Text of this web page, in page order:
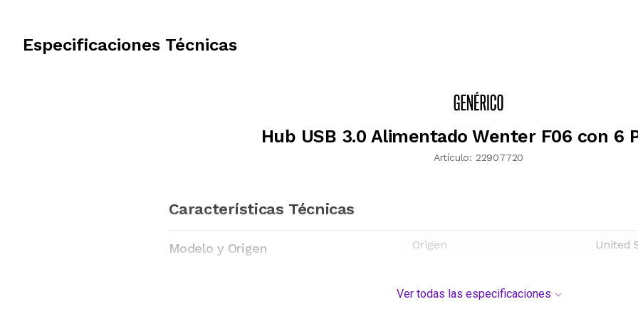
Especificaciones Técnicas
Hub USB 3.0 Alimentado Wenter F06 con 6
Artículo: 22907720
Características Técnicas
Modelo y Origen Origen United
Ver todas las especificaciones